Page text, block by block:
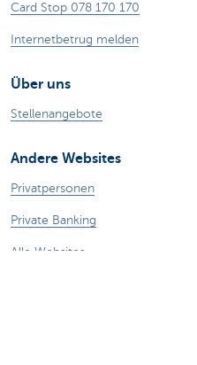
Card Stop 078 170 170
Internetbetrug melden
Über uns
Stellenangebote
Andere Websites
Privatpersonen
Private Banking
Alle Websites